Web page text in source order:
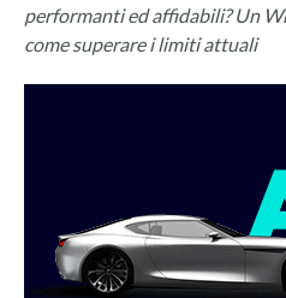
performanti ed affidabili? Un
come superare i limiti attuali